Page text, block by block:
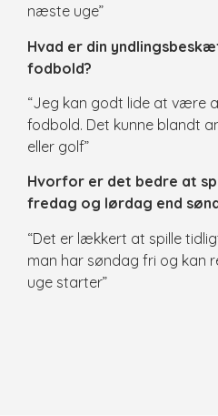
næste uge”
Hvad er din
fodbold?
“Jeg kan godt lide at være
fodbold. Det kunne blandt
eller golf”
Hvorfor er det bedre at
fredag og lørdag end
“Det er lækkert at spille
man har søndag fri og kan
uge starter”